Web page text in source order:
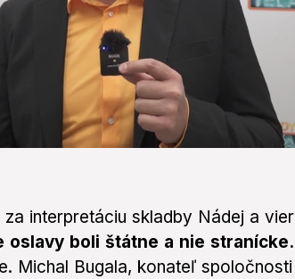
interpretáciu skladby Nádej a
oslavy boli štátne a nie stranícke.
Michal Bugala, konateľ